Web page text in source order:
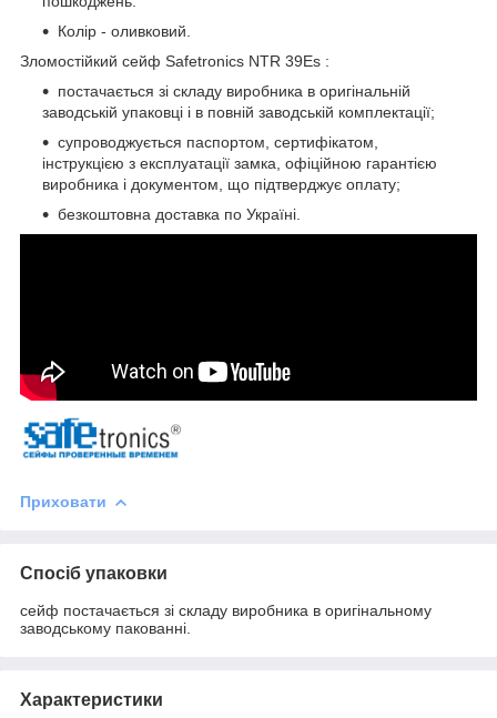
Колір - оливковий.
Зломостійкий сейф Safetronics NTR 39Es :
постачається зі складу виробника в оригінальній
заводській упаковці і в повній заводській комплектації;
супроводжується паспортом, сертифікатом,
інструкцією з експлуатації замка, офіційною гарантією
виробника і документом, що підтверджує оплату;
безкоштовна доставка по Україні.
Приховати
Спосіб упаковки
сейф постачається зі складу виробника в оригінальному
заводському пакованні.
Характеристики